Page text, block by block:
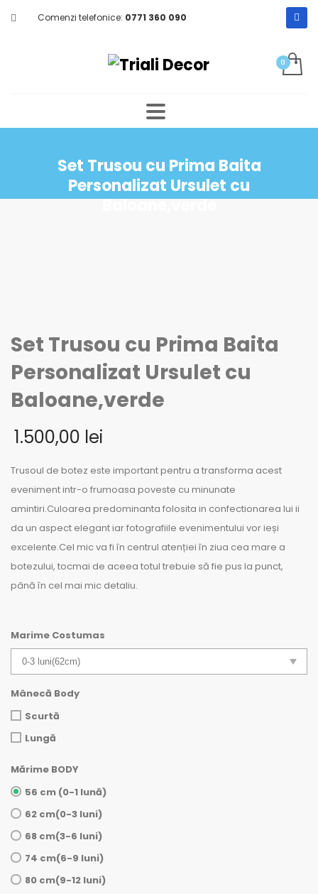
Comenzi telefonice: 0771 360 090
Set Trusou cu Prima Baita
Personalizat Ursulet cu
Baloane,verde
Set Trusou cu Prima Baita
Personalizat Ursulet cu
Baloane,verde
1.500,00 lei
Trusoul de botez este important pentru a transforma acest
eveniment intr-o frumoasa poveste cu minunate
amintiri.Culoarea predominanta folosita in confectionarea lui ii
da un aspect elegant iar fotografiile evenimentului vor ieși
excelente.Cel mic va fi în centrul atenției în ziua cea mare a
botezului, tocmai de aceea totul trebuie să fie pus la punct,
până în cel mai mic detaliu.
Marime Costumas
Mânecă Body
Scurtă
Lungă
Mărime BODY
56 cm (0-1 lună)
62 cm(0-3 luni)
68 cm(3-6 luni)
74 cm(6-9 luni)
80 cm(9-12 luni)